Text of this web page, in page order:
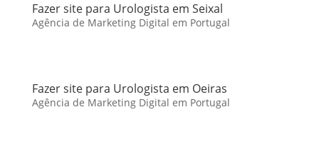
Fazer site para Urologista em Seixal
Agência de Marketing Digital em Portugal
Fazer site para Urologista em Oeiras
Agência de Marketing Digital em Portugal